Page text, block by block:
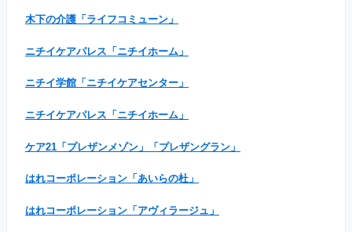
木下の介護「ライフコミューン」
ニチイケアパレス「ニチイホーム」
ニチイ学館「ニチイケアセンター」
ニチイケアパレス「ニチイホーム」
ケア21「プレザンメゾン」「プレザングラン」
はれコーポレーション「あいらの杜」
はれコーポレーション「アヴィラージュ」